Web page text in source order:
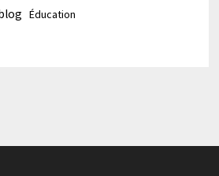
Éducation